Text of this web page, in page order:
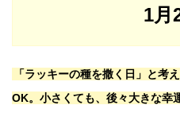
1月
「ラッキーの種を撒く日」と考
OK。小さくても、後々大きな幸